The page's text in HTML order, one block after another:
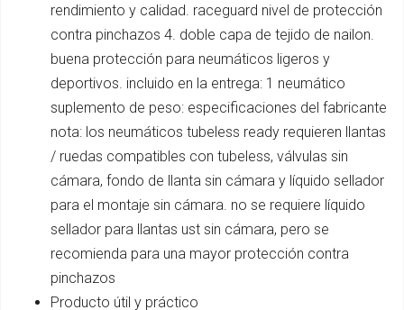
rendimiento y calidad. raceguard nivel de protección
contra pinchazos 4. doble capa de tejido de nailon.
buena protección para neumáticos ligeros y
deportivos. incluido en la entrega: 1 neumático
suplemento de peso: especificaciones del fabricante
nota: los neumáticos tubeless ready requieren llantas
/ ruedas compatibles con tubeless, válvulas sin
cámara, fondo de llanta sin cámara y líquido sellador
para el montaje sin cámara. no se requiere líquido
sellador para llantas ust sin cámara, pero se
recomienda para una mayor protección contra
pinchazos
Producto útil y práctico